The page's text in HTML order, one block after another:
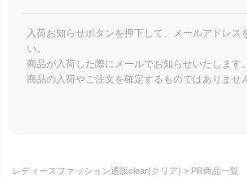
入荷お知らせボタンを押下して、メールアドレス
い。
商品が入荷した際にメールでお知らせいたします。
商品の入荷やご注文を確定するものではありませ
レディースファッション通販clear(クリア)
PR商品一覧